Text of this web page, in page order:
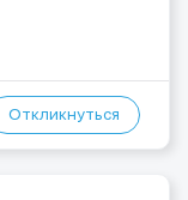
зарплат...
Откликнуться